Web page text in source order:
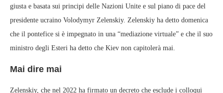
giusta e basata sui principi delle Nazioni Unite e sul piano di pace del
presidente ucraino Volodymyr Zelenskiy. Zelenskiy ha detto domenica
che il pontefice si è impegnato in una “mediazione virtuale” e che il suo
ministro degli Esteri ha detto che Kiev non capitolerà mai.
Mai dire mai
Zelenskiy, che nel 2022 ha firmato un decreto che esclude i colloqui